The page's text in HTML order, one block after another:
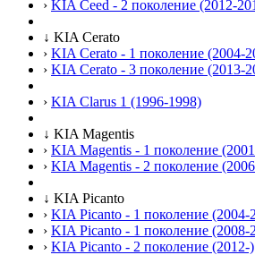
› KIA Ceed - 2 поколение (2012-
↓ KIA Cerato
› KIA Cerato - 1 поколение (2004-
› KIA Cerato - 3 поколение (2013-
› KIA Clarus 1 (1996-1998)
↓ KIA Magentis
› KIA Magentis - 1 поколение
› KIA Magentis - 2 поколение
↓ KIA Picanto
› KIA Picanto - 1 поколение (2004-
› KIA Picanto - 1 поколение (2008-
› KIA Picanto - 2 поколение (2012-)